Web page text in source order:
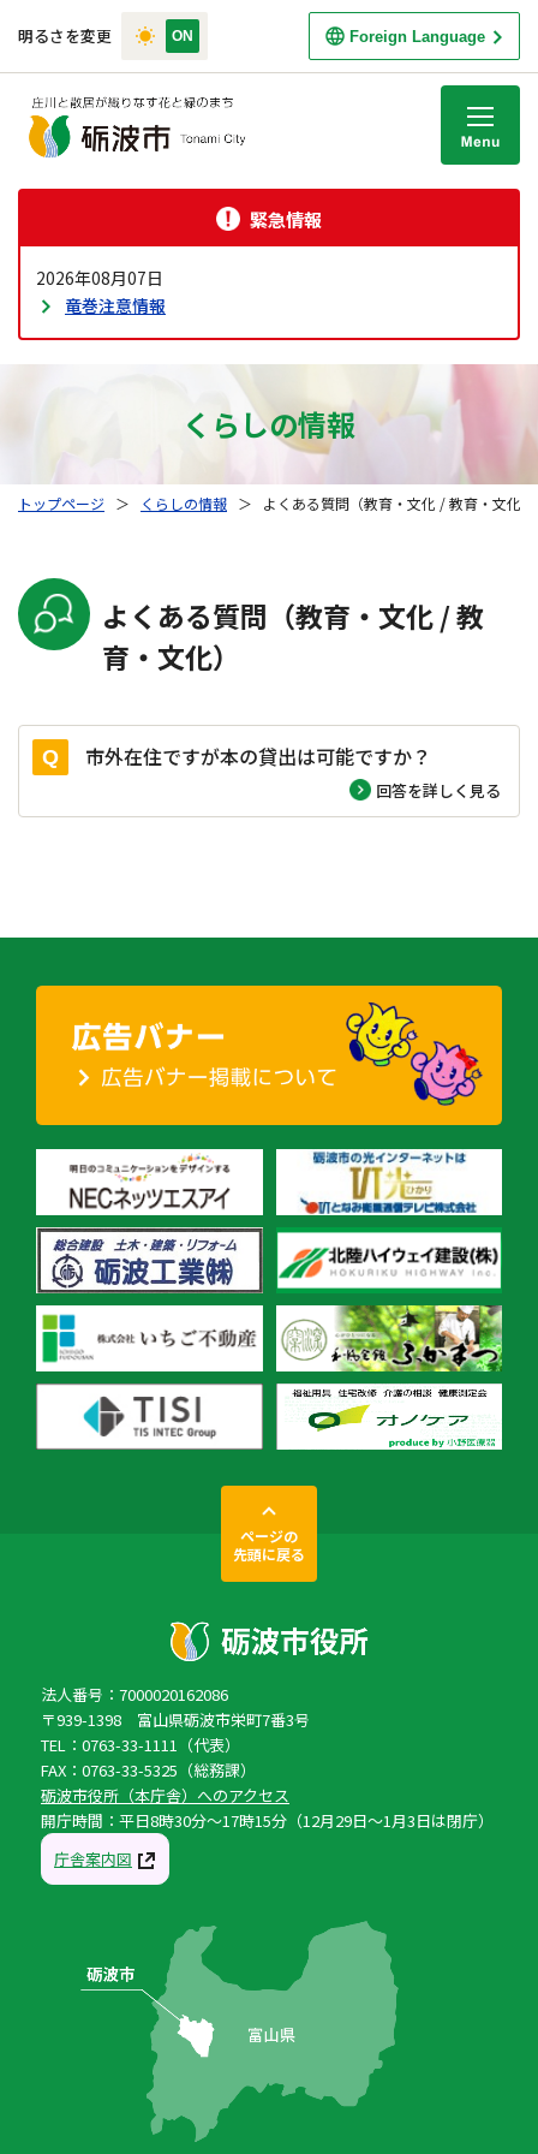
明るさを変更 Foreign Language
緊急情報
2026年08月07日
竜巻注意情報
くらしの情報
トップページ ＞ くらしの情報 ＞ よくある質問（教育・文化 / 教育・文化）
よくある質問（教育・文化 / 教
育・文化）
市外在住ですが本の貸出は可能ですか？
回答を詳しく見る
ページの
先頭に戻る
法人番号：7000020162086
〒939-1398 富山県砺波市栄町7番3号
TEL：0763-33-1111（代表）
FAX：0763-33-5325（総務課）
砺波市役所（本庁舎）へのアクセス
開庁時間：平日8時30分〜17時15分（12月29日〜1月3日は閉庁）
庁舎案内図